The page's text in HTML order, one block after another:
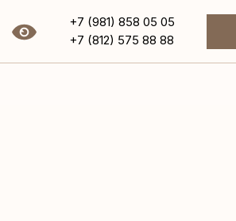
+7 (981) 858 05 05
+7 (812) 575 88 88